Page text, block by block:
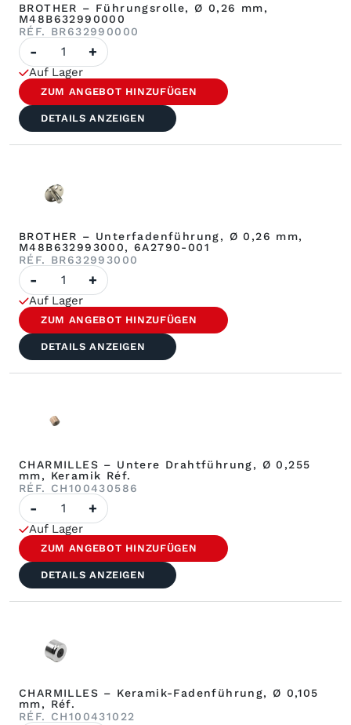
BROTHER – Führungsrolle, Ø 0,26 mm,
M48B632990000
RÉF. BR632990000
Anzahl
von
BROTHER
–
Führungsrolle,
Ø
0,26
mm,
M48B632990000
- +
Auf Lager
ZUM ANGEBOT HINZUFÜGEN
DETAILS ANZEIGEN
BROTHER – Unterfadenführung, Ø 0,26 mm,
M48B632993000, 6A2790-001
RÉF. BR632993000
Anzahl
von
BROTHER
–
Unterlegscheibe,
Ø
0,26
mm,
M48B632993000,
- +
Auf Lager
ZUM ANGEBOT HINZUFÜGEN
DETAILS ANZEIGEN
CHARMILLES – Untere Drahtführung, Ø 0,255
mm, Keramik Réf.
RÉF. CH100430586
Anzahl
CHARMILLES
–
Untere
Führungsschiene,
Ø
0,255
mm,
Keramik
- +
Auf Lager
ZUM ANGEBOT HINZUFÜGEN
DETAILS ANZEIGEN
CHARMILLES – Keramik-Fadenführung, Ø 0,105
mm, Réf.
RÉF. CH100431022